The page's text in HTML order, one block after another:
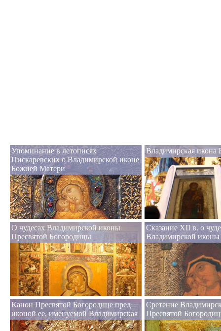
Упоминание в летописях
Пискаревских о Владимирской иконе
Божией Матери
Владимирская икона
О чудесах Владимирской иконы
Пресвятой Богородицы
Сказание XII в. о
Владимирской иконы
Канон Пресвятой Богородице пред
иконой ее, именуемой Владимирская
Сретение
Пресвятой